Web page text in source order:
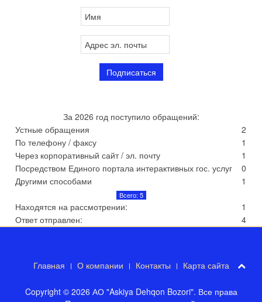
За 2026 год поступило обращений:
Устные обращения
2
По телефону / факсу
1
Через корпоративный сайт / эл. почту
1
Посредством Единого портала интерактивных гос. услуг
0
Другими способами
1
Всего: 5
Находятся на рассмотрении:
1
Ответ отправлен:
4
Главная О компании Контакты Карта сайта
Copyright © 2026 АО "Askiya Dehqon Bozori". Все права